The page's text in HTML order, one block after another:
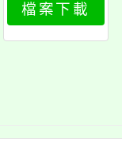
檔案下載